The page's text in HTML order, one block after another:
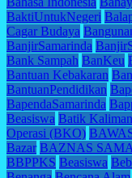
BaktiUntukNegeri
Cagar Budaya
BanjirSamarinda
Bank Sampah BanKeu
Bantuan Kebakaran
BantuanPendidikan
BapendaSamarinda
Beasiswa Batik
Operasi (BKO)
Bazar BAZNAS
BBPPKS Beasiswa